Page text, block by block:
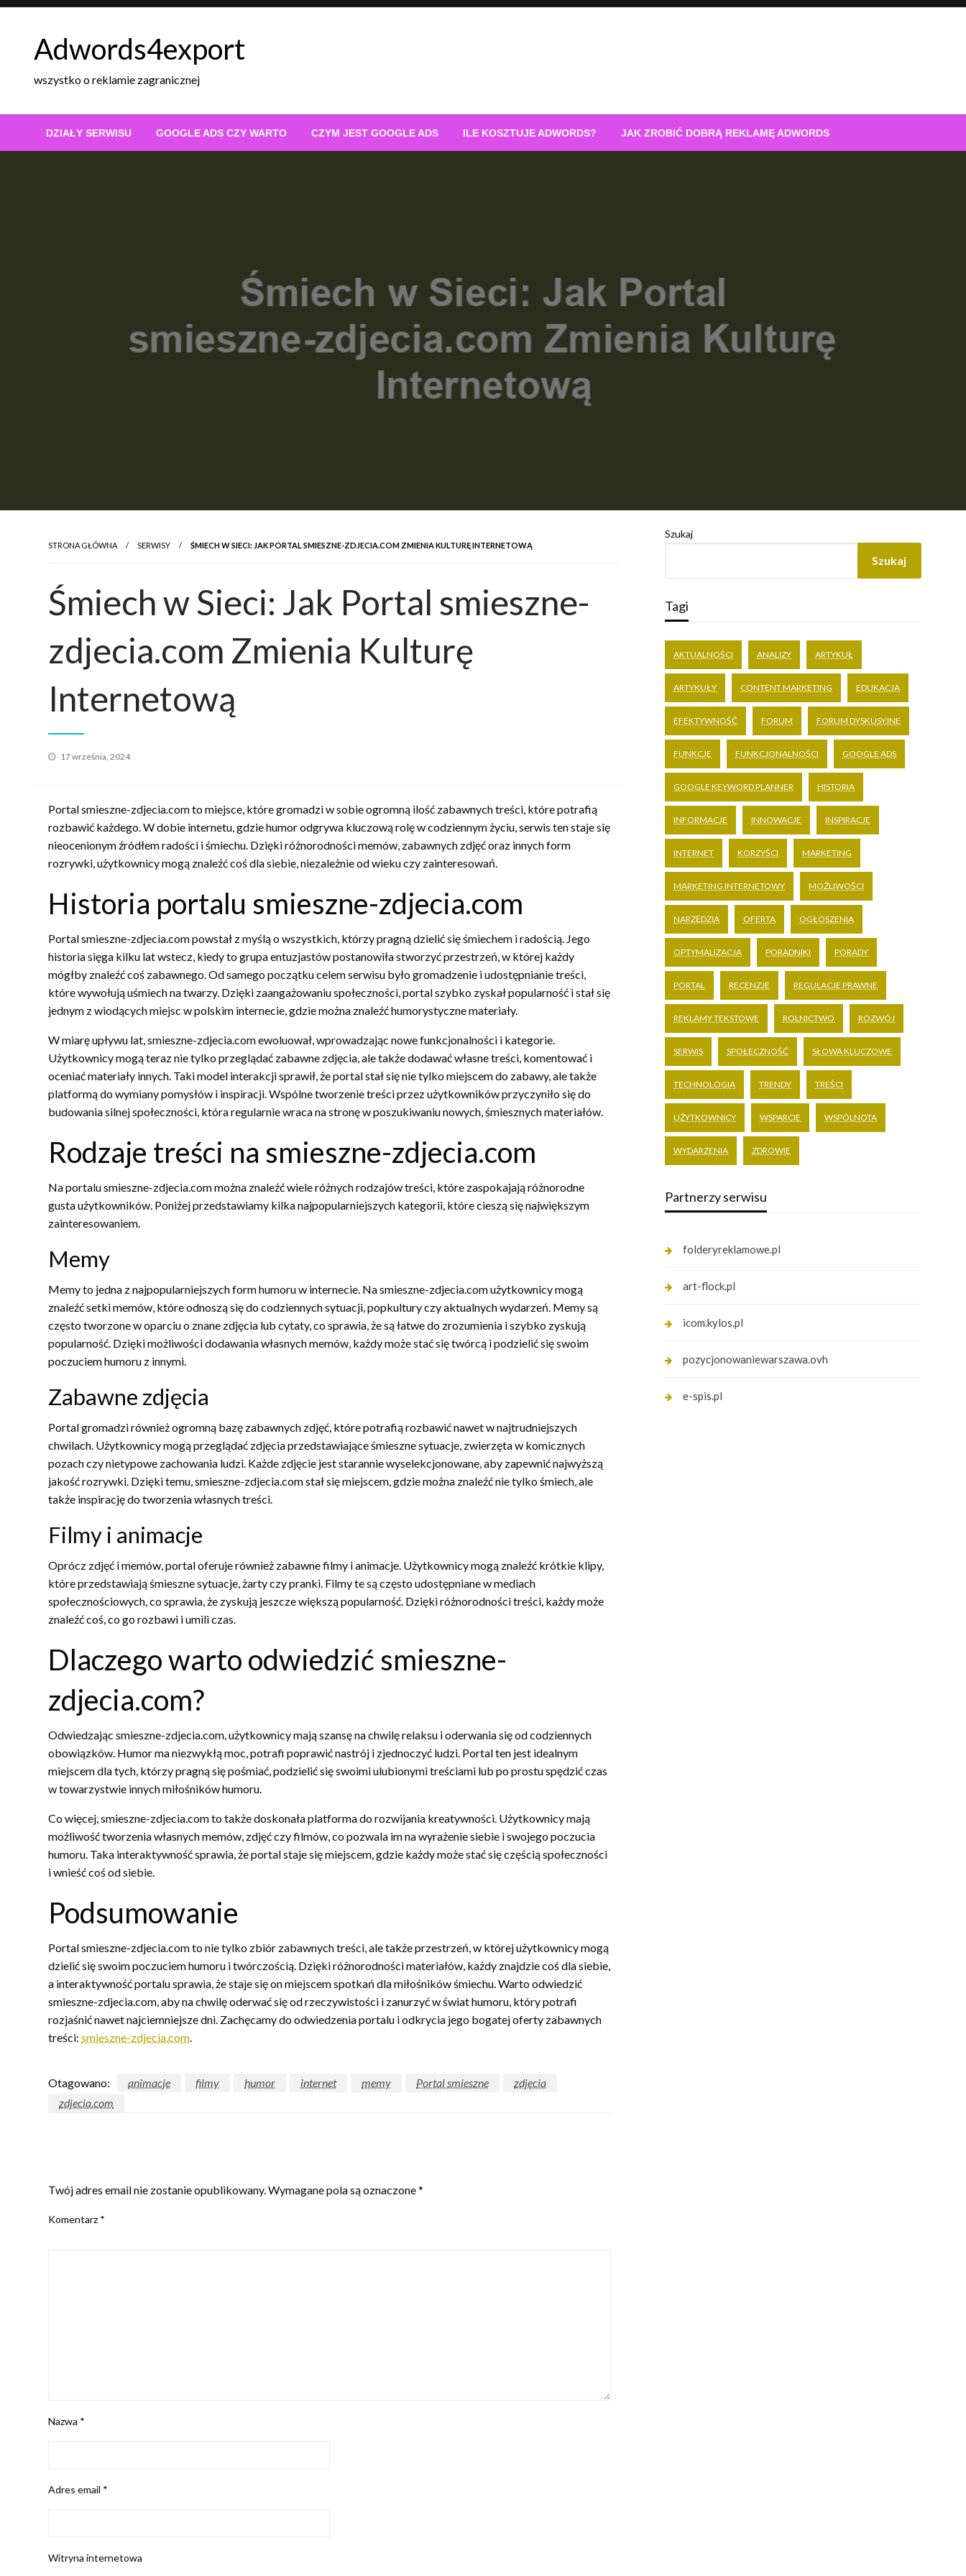
Skip
Adwords4export
wszystko o reklamie zagranicznej
DZIAŁY SERWISU GOOGLE ADS CZY WARTO CZYM JEST GOOGLE ADS ILE KOSZTUJE ADWORDS? JAK ZROBIĆ DOBRĄ REKLAMĘ ADWORDS
STRONA GŁÓWNA SERWISY ŚMIECH W SIECI: JAK PORTAL SMIESZNE-ZDJECIA.COM ZMIENIA KULTURĘ INTERNETOWĄ
Śmiech w Sieci: Jak Portal smieszne-
zdjecia.com Zmienia Kulturę
Internetową
Opublikowane
17 września, 2024
Portal smieszne-zdjecia.com to miejsce, które gromadzi w sobie ogromną ilość zabawnych treści, które potrafią
rozbawić każdego. W dobie internetu, gdzie humor odgrywa kluczową rolę w codziennym życiu, serwis ten staje się
nieocenionym źródłem radości i śmiechu. Dzięki różnorodności memów, zabawnych zdjęć oraz innych form
rozrywki, użytkownicy mogą znaleźć coś dla siebie, niezależnie od wieku czy zainteresowań.
Historia portalu smieszne-zdjecia.com
Portal smieszne-zdjecia.com powstał z myślą o wszystkich, którzy pragną dzielić się śmiechem i radością. Jego
historia sięga kilku lat wstecz, kiedy to grupa entuzjastów postanowiła stworzyć przestrzeń, w której każdy
mógłby znaleźć coś zabawnego. Od samego początku celem serwisu było gromadzenie i udostępnianie treści,
które wywołują uśmiech na twarzy. Dzięki zaangażowaniu społeczności, portal szybko zyskał popularność i stał się
jednym z wiodących miejsc w polskim internecie, gdzie można znaleźć humorystyczne materiały.
W miarę upływu lat, smieszne-zdjecia.com ewoluował, wprowadzając nowe funkcjonalności i kategorie.
Użytkownicy mogą teraz nie tylko przeglądać zabawne zdjęcia, ale także dodawać własne treści, komentować i
oceniać materiały innych. Taki model interakcji sprawił, że portal stał się nie tylko miejscem do zabawy, ale także
platformą do wymiany pomysłów i inspiracji. Wspólne tworzenie treści przez użytkowników przyczyniło się do
budowania silnej społeczności, która regularnie wraca na stronę w poszukiwaniu nowych, śmiesznych materiałów.
Rodzaje treści na smieszne-zdjecia.com
Na portalu smieszne-zdjecia.com można znaleźć wiele różnych rodzajów treści, które zaspokajają różnorodne
gusta użytkowników. Poniżej przedstawiamy kilka najpopularniejszych kategorii, które cieszą się największym
zainteresowaniem.
Memy
Memy to jedna z najpopularniejszych form humoru w internecie. Na smieszne-zdjecia.com użytkownicy mogą
znaleźć setki memów, które odnoszą się do codziennych sytuacji, popkultury czy aktualnych wydarzeń. Memy są
często tworzone w oparciu o znane zdjęcia lub cytaty, co sprawia, że są łatwe do zrozumienia i szybko zyskują
popularność. Dzięki możliwości dodawania własnych memów, każdy może stać się twórcą i podzielić się swoim
poczuciem humoru z innymi.
Zabawne zdjęcia
Portal gromadzi również ogromną bazę zabawnych zdjęć, które potrafią rozbawić nawet w najtrudniejszych
chwilach. Użytkownicy mogą przeglądać zdjęcia przedstawiające śmieszne sytuacje, zwierzęta w komicznych
pozach czy nietypowe zachowania ludzi. Każde zdjęcie jest starannie wyselekcjonowane, aby zapewnić najwyższą
jakość rozrywki. Dzięki temu, smieszne-zdjecia.com stał się miejscem, gdzie można znaleźć nie tylko śmiech, ale
także inspirację do tworzenia własnych treści.
Filmy i animacje
Oprócz zdjęć i memów, portal oferuje również zabawne filmy i animacje. Użytkownicy mogą znaleźć krótkie klipy,
które przedstawiają śmieszne sytuacje, żarty czy pranki. Filmy te są często udostępniane w mediach
społecznościowych, co sprawia, że zyskują jeszcze większą popularność. Dzięki różnorodności treści, każdy może
znaleźć coś, co go rozbawi i umili czas.
Dlaczego warto odwiedzić smieszne-
zdjecia.com?
Odwiedzając smieszne-zdjecia.com, użytkownicy mają szansę na chwilę relaksu i oderwania się od codziennych
obowiązków. Humor ma niezwykłą moc, potrafi poprawić nastrój i zjednoczyć ludzi. Portal ten jest idealnym
miejscem dla tych, którzy pragną się pośmiać, podzielić się swoimi ulubionymi treściami lub po prostu spędzić czas
w towarzystwie innych miłośników humoru.
Co więcej, smieszne-zdjecia.com to także doskonała platforma do rozwijania kreatywności. Użytkownicy mają
możliwość tworzenia własnych memów, zdjęć czy filmów, co pozwala im na wyrażenie siebie i swojego poczucia
humoru. Taka interaktywność sprawia, że portal staje się miejscem, gdzie każdy może stać się częścią społeczności
i wnieść coś od siebie.
Podsumowanie
Portal smieszne-zdjecia.com to nie tylko zbiór zabawnych treści, ale także przestrzeń, w której użytkownicy mogą
dzielić się swoim poczuciem humoru i twórczością. Dzięki różnorodności materiałów, każdy znajdzie coś dla siebie,
a interaktywność portalu sprawia, że staje się on miejscem spotkań dla miłośników śmiechu. Warto odwiedzić
smieszne-zdjecia.com, aby na chwilę oderwać się od rzeczywistości i zanurzyć w świat humoru, który potrafi
rozjaśnić nawet najciemniejsze dni. Zachęcamy do odwiedzenia portalu i odkrycia jego bogatej oferty zabawnych
treści: smieszne-zdjecia.com.
Otagowano: animacje filmy humor internet memy Portal smieszne
zdjęcia
zdjecia.com
Twój adres email nie zostanie opublikowany.Wymagane pola są oznaczone*
Komentarz *
Nazwa *
Adres email *
Witryna internetowa
Szukaj
Szukaj
Tagi
AKTUALNOŚCI ANALIZY ARTYKUŁ
ARTYKUŁY CONTENT MARKETING EDUKACJA
EFEKTYWNOŚĆ FORUM FORUM DYSKUSYJNE
FUNKCJE FUNKCJONALNOŚCI GOOGLE ADS
GOOGLE KEYWORD PLANNER HISTORIA
INFORMACJE INNOWACJE INSPIRACJE
INTERNET KORZYŚCI MARKETING
MARKETING INTERNETOWY MOŻLIWOŚCI
NARZĘDZIA OFERTA OGŁOSZENIA
OPTYMALIZACJA PORADNIKI PORADY
PORTAL RECENZJE REGULACJE PRAWNE
REKLAMY TEKSTOWE ROLNICTWO ROZWÓJ
SERWIS SPOŁECZNOŚĆ SŁOWA KLUCZOWE
TECHNOLOGIA TRENDY TREŚCI
UŻYTKOWNICY WSPARCIE WSPÓLNOTA
WYDARZENIA ZDROWIE
Partnerzy serwisu
folderyreklamowe.pl
art-flock.pl
icom.kylos.pl
pozycjonowaniewarszawa.ovh
e-spis.pl